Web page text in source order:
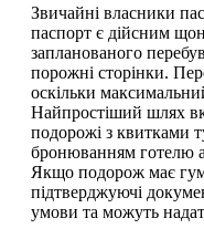
Звичайні власники
паспорт є дійсним
запланованого
порожні сторінки.
оскільки
Найпростіший шлях
подорожі з квитками
бронюванням готелю
Якщо подорож має
підтверджуючі
умови та можуть